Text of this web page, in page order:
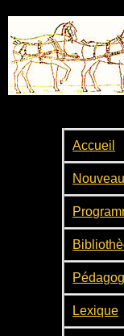
Accueil
Lexique